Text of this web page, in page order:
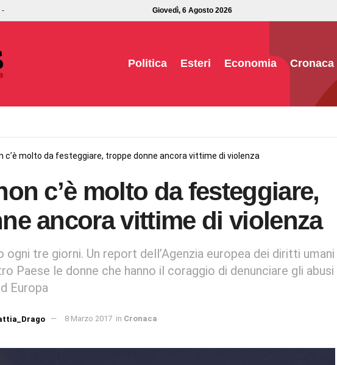
- Giovedì, 6 Agosto 2026
Politica Esteri Economia Cronaca
c’è molto da festeggiare, troppe donne ancora vittime di violenza
c’è molto da festeggiare,
ancora vittime di violenza
ogni tre giorni. Un report dell’Agenzia europea dei diritti umani
Paese le donne che hanno il coraggio di denunciare gli abusi
Europa
8 Marzo 2017 in Cronaca